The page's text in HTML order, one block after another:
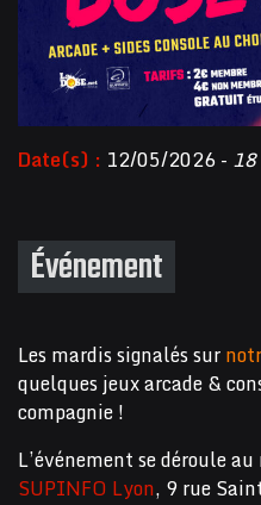
Date(s) : 12/05/2026 -
Événement
Les mardis signalés sur
quelques jeux arcade &
compagnie !
L’événement se déroule
SUPINFO Lyon, 9 rue